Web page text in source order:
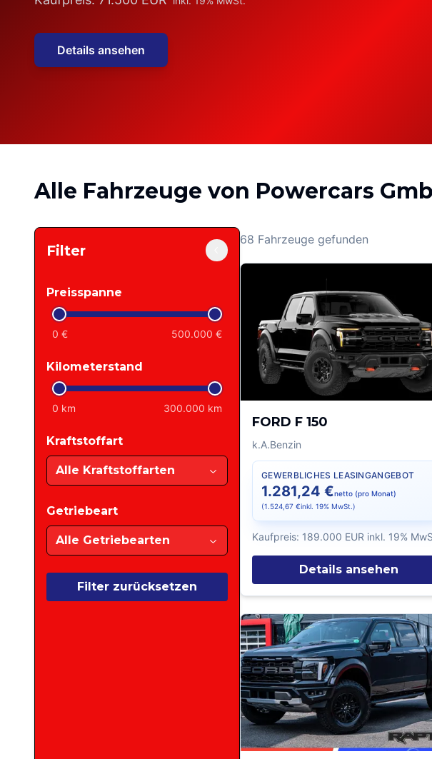
Details ansehen
Alle Fahrzeuge von Powercars
Filter
Preisspanne
0 € 500.000 €
Kilometerstand
0 km 300.000 km
Kraftstoffart
Alle Kraftstoffarten
Getriebeart
Alle Getriebearten
Filter zurücksetzen
68 Fahrzeuge gefunden
FORD F 150
k.A.Benzin
GEWERBLICHES LEASINGANGEBOT
1.281,24 €netto (pro Monat)
(1.524,67 €inkl. 19% MwSt.)
Kaufpreis: 189.000 EUR inkl. 19%
Details ansehen